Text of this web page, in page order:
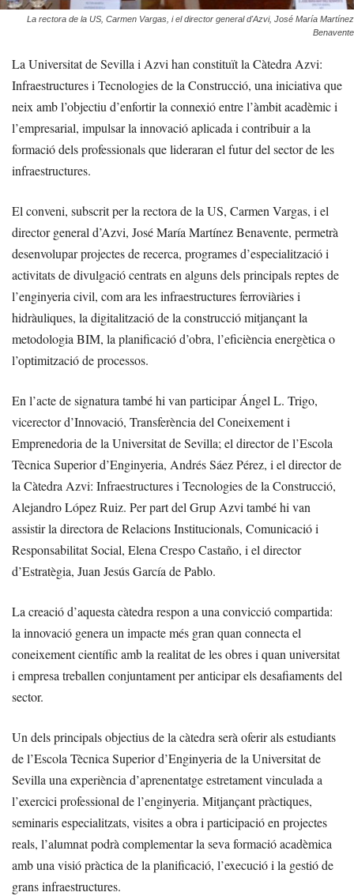
La rectora de la US, Carmen Vargas, i el director general d'Azvi, José María Martínez
Benavente
La Universitat de Sevilla i Azvi han constituït la Càtedra Azvi:
Infraestructures i Tecnologies de la Construcció, una iniciativa que
neix amb l’objectiu d’enfortir la connexió entre l’àmbit acadèmic i
l’empresarial, impulsar la innovació aplicada i contribuir a la
formació dels professionals que lideraran el futur del sector de les
infraestructures.
El conveni, subscrit per la rectora de la US, Carmen Vargas, i el
director general d’Azvi, José María Martínez Benavente, permetrà
desenvolupar projectes de recerca, programes d’especialització i
activitats de divulgació centrats en alguns dels principals reptes de
l’enginyeria civil, com ara les infraestructures ferroviàries i
hidràuliques, la digitalització de la construcció mitjançant la
metodologia BIM, la planificació d’obra, l’eficiència energètica o
l’optimització de processos.
En l’acte de signatura també hi van participar Ángel L. Trigo,
vicerector d’Innovació, Transferència del Coneixement i
Emprenedoria de la Universitat de Sevilla; el director de l’Escola
Tècnica Superior d’Enginyeria, Andrés Sáez Pérez, i el director de
la Càtedra Azvi: Infraestructures i Tecnologies de la Construcció,
Alejandro López Ruiz. Per part del Grup Azvi també hi van
assistir la directora de Relacions Institucionals, Comunicació i
Responsabilitat Social, Elena Crespo Castaño, i el director
d’Estratègia, Juan Jesús García de Pablo.
La creació d’aquesta càtedra respon a una convicció compartida:
la innovació genera un impacte més gran quan connecta el
coneixement científic amb la realitat de les obres i quan universitat
i empresa treballen conjuntament per anticipar els desafiaments del
sector.
Un dels principals objectius de la càtedra serà oferir als estudiants
de l’Escola Tècnica Superior d’Enginyeria de la Universitat de
Sevilla una experiència d’aprenentatge estretament vinculada a
l’exercici professional de l’enginyeria. Mitjançant pràctiques,
seminaris especialitzats, visites a obra i participació en projectes
reals, l’alumnat podrà complementar la seva formació acadèmica
amb una visió pràctica de la planificació, l’execució i la gestió de
grans infraestructures.